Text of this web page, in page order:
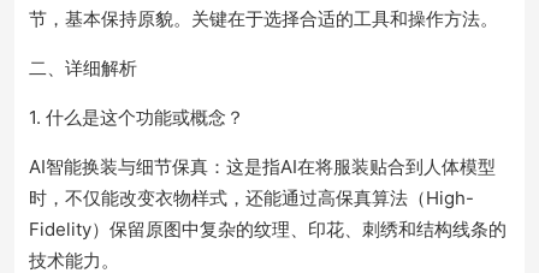
节，基本保持原貌。关键在于选择合适的工具和操作方法。
二、详细解析
1. 什么是这个功能或概念？
AI智能换装与细节保真：这是指AI在将服装贴合到人体模型
时，不仅能改变衣物样式，还能通过高保真算法（High-
Fidelity）保留原图中复杂的纹理、印花、刺绣和结构线条的
技术能力。